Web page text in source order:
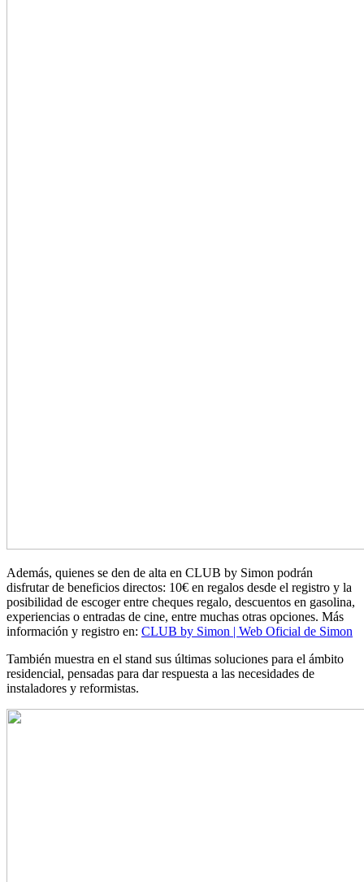
Además, quienes se den de alta en CLUB by Simon podrán
disfrutar de beneficios directos: 10€ en regalos desde el registro y la
posibilidad de escoger entre cheques regalo, descuentos en gasolina,
experiencias o entradas de cine, entre muchas otras opciones. Más
información y registro en: CLUB by Simon | Web Oficial de Simon
También muestra en el stand sus últimas soluciones para el ámbito
residencial, pensadas para dar respuesta a las necesidades de
instaladores y reformistas.